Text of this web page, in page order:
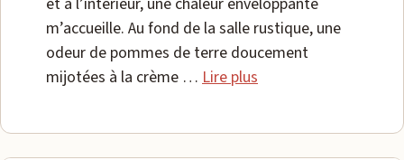
m’accueille. Au fond de la salle rustique, une
odeur de pommes de terre doucement
mijotées à la crème … Lire plus